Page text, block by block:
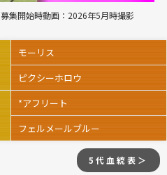
募集開始時動画：2026年5月時撮影
モーリス
ピクシーホロウ
*アフリート
フェルメールブルー
5代血統表＞